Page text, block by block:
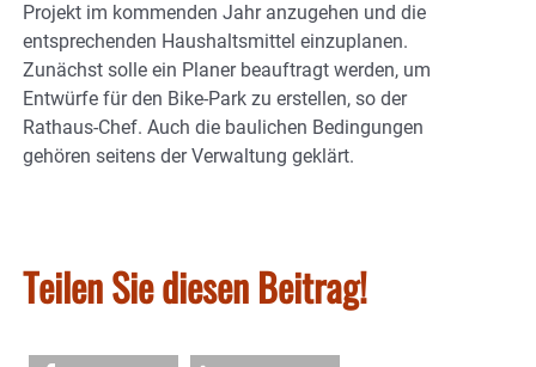
Projekt im kommenden Jahr anzugehen und die
entsprechenden Haushaltsmittel einzuplanen.
Zunächst solle ein Planer beauftragt werden, um
Entwürfe für den Bike-Park zu erstellen, so der
Rathaus-Chef. Auch die baulichen Bedingungen
gehören seitens der Verwaltung geklärt.
Teilen Sie diesen Beitrag!